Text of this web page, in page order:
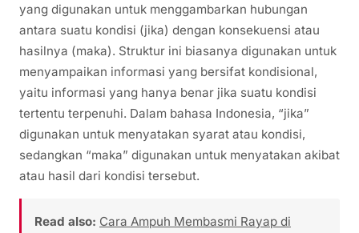
yang digunakan untuk menggambarkan hubungan
antara suatu kondisi (jika) dengan konsekuensi atau
hasilnya (maka). Struktur ini biasanya digunakan untuk
menyampaikan informasi yang bersifat kondisional,
yaitu informasi yang hanya benar jika suatu kondisi
tertentu terpenuhi. Dalam bahasa Indonesia, “jika”
digunakan untuk menyatakan syarat atau kondisi,
sedangkan “maka” digunakan untuk menyatakan akibat
atau hasil dari kondisi tersebut.
Read also: Cara Ampuh Membasmi Rayap di